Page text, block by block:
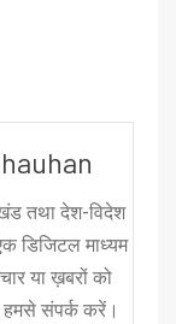
तथा देश-विदेश
डिजिटल माध्यम
या ख़बरों को
हमसे संपर्क करें।